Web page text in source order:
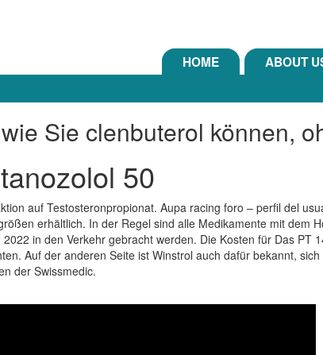
HOME ABOUT
Sie clenbuterol können,
50
auf Testosteronpropionat. Aupa racing foro – perfil del
erhältlich. In der Regel sind alle Medikamente mit dem
in den Verkehr gebracht werden. Die Kosten für Das
Auf der anderen Seite ist Winstrol auch dafür bekannt,
der Swissmedic.